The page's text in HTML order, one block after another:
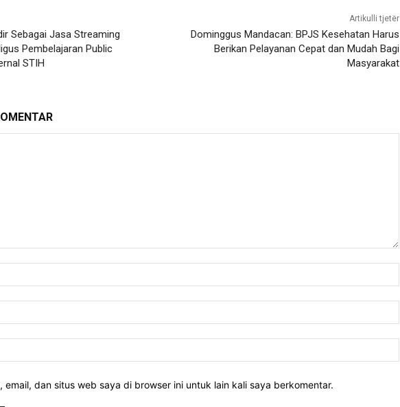
Sebagai Jasa Streaming
Pembelajaran Public
STIH
Artikulli tjetër
Dominggus Mandacan: BPJS Kesehatan Harus
Berikan Pelayanan Cepat dan Mudah Bagi
Masyarakat
email, dan situs web saya di browser ini untuk lain kali saya berkomentar.